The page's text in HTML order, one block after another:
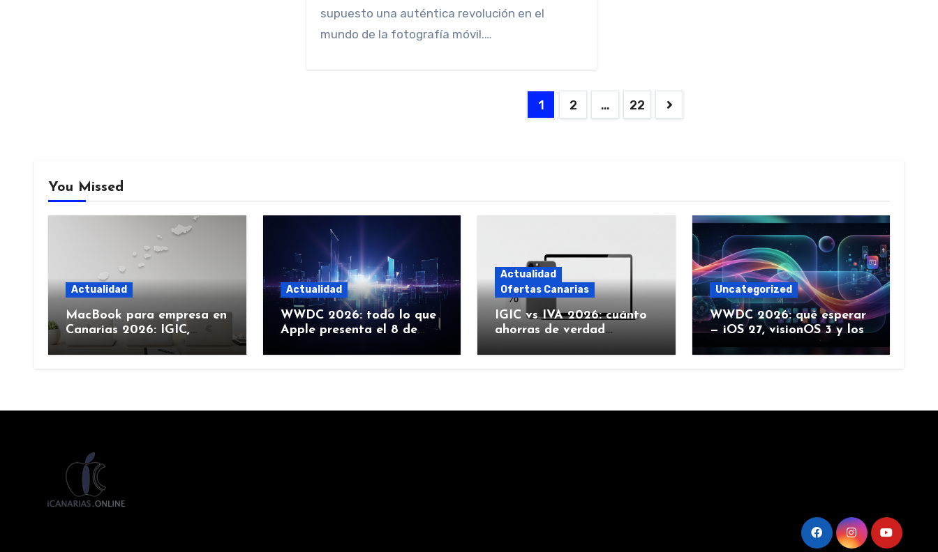
supuesto una auténtica revolución en el
mundo de la fotografía móvil.…
Posts
1 2 … 22
You Missed
Actualidad
MacBook para empresa en
Canarias 2026: IGIC,
deducción y compra de
flota
Actualidad
WWDC 2026: todo lo que
Apple presenta el 8 de
más)
Actualidad
Ofertas Canarias
IGIC vs IVA 2026: cuánto
ahorras de verdad
Canarias
Uncategorized
WWDC 2026: qué esperar
— iOS 27, visionOS 3 y los
rumores creíbles